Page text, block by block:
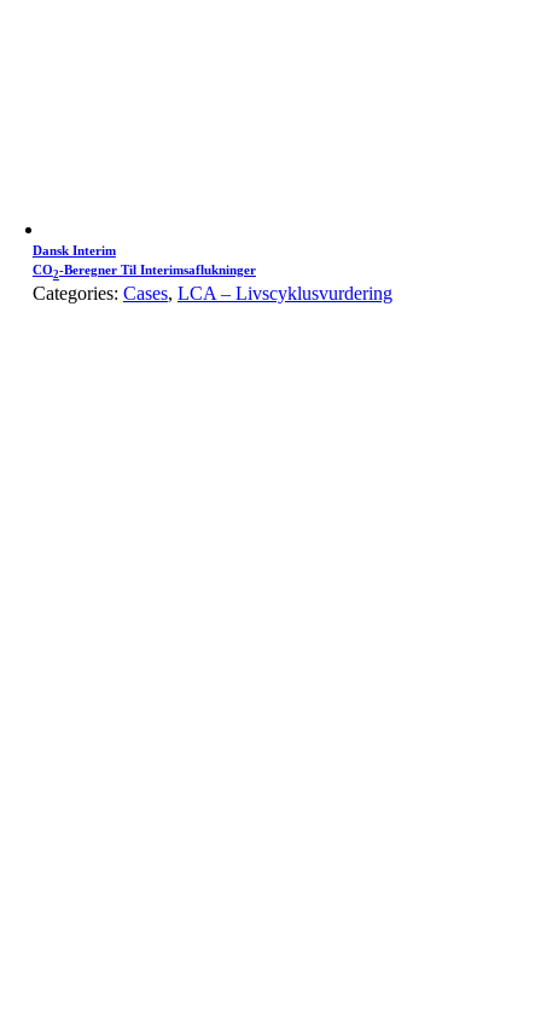
Dansk Interim
CO2-beregner Til Interimsaflukninger
Categories: Cases, LCA – Livscyklusvurdering